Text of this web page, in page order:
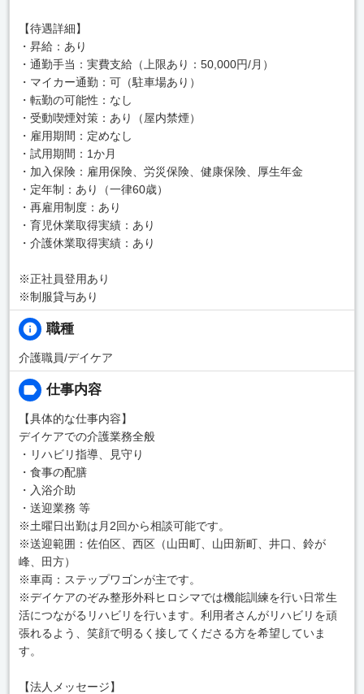
【待遇詳細】
・昇給：あり
・通勤手当：実費支給（上限あり：50,000円/月）
・マイカー通勤：可（駐車場あり）
・転勤の可能性：なし
・受動喫煙対策：あり（屋内禁煙）
・雇用期間：定めなし
・試用期間：1か月
・加入保険：雇用保険、労災保険、健康保険、厚生年金
・定年制：あり（一律60歳）
・再雇用制度：あり
・育児休業取得実績：あり
・介護休業取得実績：あり
※正社員登用あり
※制服貸与あり
職種
介護職員/デイケア
仕事内容
【具体的な仕事内容】
デイケアでの介護業務全般
・リハビリ指導、見守り
・食事の配膳
・入浴介助
・送迎業務 等
※土曜日出勤は月2回から相談可能です。
※送迎範囲：佐伯区、西区（山田町、山田新町、井口、鈴が
峰、田方）
※車両：ステップワゴンが主です。
※デイケアのぞみ整形外科ヒロシマでは機能訓練を行い日常生
活につながるリハビリを行います。利用者さんがリハビリを頑
張れるよう、笑顔で明るく接してくださる方を希望していま
す。
【法人メッセージ】